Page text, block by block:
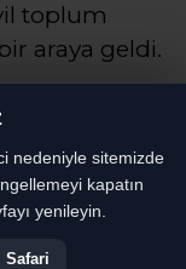
toplum
araya geldi.
Gündem Haber
nedeniyle sitemizde
kapatın
yenileyin.
Safari